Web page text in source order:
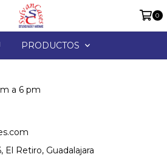
0
PRODUCTOS
a 6 pm
El Retiro, Guadalajara